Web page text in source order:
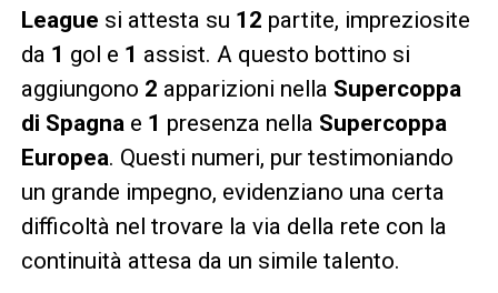
League si attesta su 12 partite, impreziosite
da 1 gol e 1 assist. A questo bottino si
aggiungono 2 apparizioni nella Supercoppa
di Spagnae 1 presenza nella Supercoppa
Europea. Questi numeri, pur testimoniando
un grande impegno, evidenziano una certa
difficoltà nel trovare la via della rete con la
continuità attesa da un simile talento.